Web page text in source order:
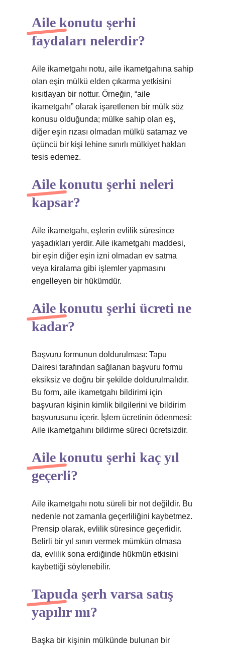
Aile konutu şerhi
faydaları nelerdir?
Aile ikametgahı notu, aile ikametgahına sahip
olan eşin mülkü elden çıkarma yetkisini
kısıtlayan bir nottur. Örneğin, “aile
ikametgahı” olarak işaretlenen bir mülk söz
konusu olduğunda; mülke sahip olan eş,
diğer eşin rızası olmadan mülkü satamaz ve
üçüncü bir kişi lehine sınırlı mülkiyet hakları
tesis edemez.
Aile konutu şerhi neleri
kapsar?
Aile ikametgahı, eşlerin evlilik süresince
yaşadıkları yerdir. Aile ikametgahı maddesi,
bir eşin diğer eşin izni olmadan ev satma
veya kiralama gibi işlemler yapmasını
engelleyen bir hükümdür.
Aile konutu şerhi ücreti ne
kadar?
Başvuru formunun doldurulması: Tapu
Dairesi tarafından sağlanan başvuru formu
eksiksiz ve doğru bir şekilde doldurulmalıdır.
Bu form, aile ikametgahı bildirimi için
başvuran kişinin kimlik bilgilerini ve bildirim
başvurusunu içerir. İşlem ücretinin ödenmesi:
Aile ikametgahını bildirme süreci ücretsizdir.
Aile konutu şerhi kaç yıl
geçerli?
Aile ikametgahı notu süreli bir not değildir. Bu
nedenle not zamanla geçerliliğini kaybetmez.
Prensip olarak, evlilik süresince geçerlidir.
Belirli bir yıl sınırı vermek mümkün olmasa
da, evlilik sona erdiğinde hükmün etkisini
kaybettiği söylenebilir.
Tapuda şerh varsa satış
yapılır mı?
Başka bir kişinin mülkünde bulunan bir